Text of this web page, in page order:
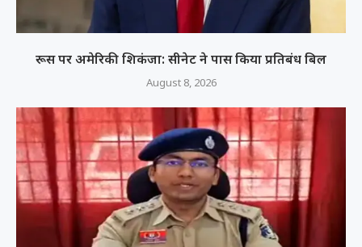
रूस पर अमेरिकी शिकंजा: सीनेट ने पास किया प्रतिबंध बिल
August 8, 2026